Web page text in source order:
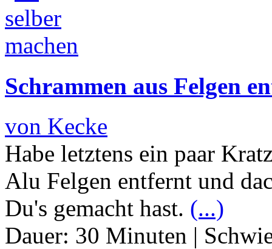
Schrammen aus Felgen
von Kecke
Habe letztens ein paar
Alu Felgen entfernt und
Du's gemacht hast. (...)
Dauer: 30 Minuten |